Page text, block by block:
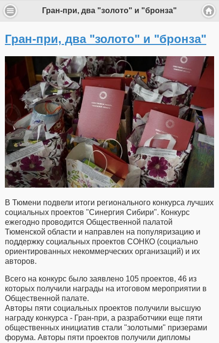
Гран-при, два "золото" и "бронза"
Гран-при, два "золото" и "бронза"
В Тюмени подвели итоги регионального конкурса лучших
социальных проектов "Синергия Сибири". Конкурс
ежегодно проводится Общественной палатой
Тюменской области и направлен на популяризацию и
поддержку социальных проектов СОНКО (социально
ориентированных некоммерческих организаций) и их
авторов.
Всего на конкурс было заявлено 105 проектов, 46 из
которых получили награды на итоговом мероприятии в
Общественной палате.
Авторы пяти социальных проектов получили высшую
награду конкурса - Гран-при, а разработчики еще пяти
общественных инициатив стали "золотыми" призерами
форума. Авторы пяти проектов получили дипломы